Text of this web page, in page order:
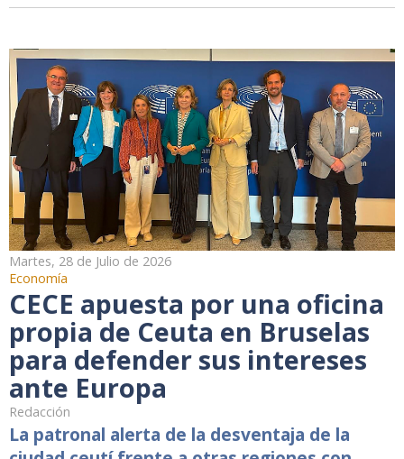
Martes, 28 de Julio de 2026
Economía
CECE apuesta por una oficina
propia de Ceuta en Bruselas
para defender sus intereses
ante Europa
Redacción
La patronal alerta de la desventaja de la